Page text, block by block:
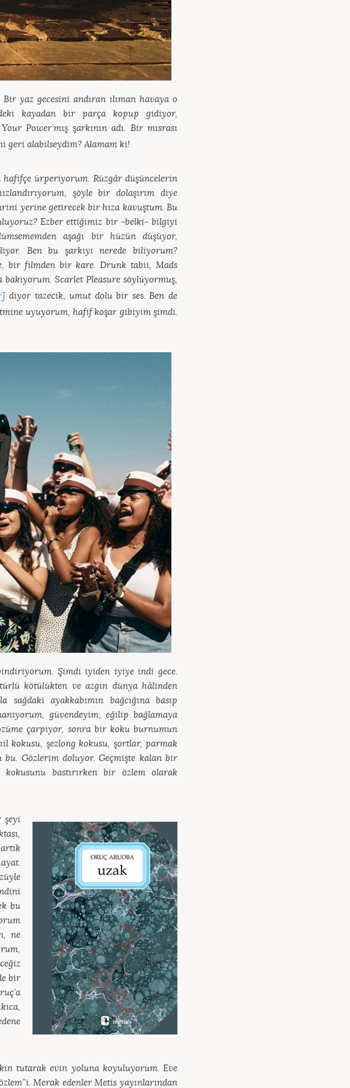
yaz gecesini andıran ılıman havaya o
kayadan bir parça kopup gidiyor,
Power’mış şarkının adı. Bir mısrası
geri alabilseydim? Alamam ki!
hafifçe ürperiyorum. Rüzgâr düşüncelerin
şöyle bir dolaşırım diye
yerine getirecek bir hıza kavuştum. Bu
Ezber ettiğimiz bir -belki- bilgiyi
aşağı bir hüzün düşüyor,
Ben bu şarkıyı nerede biliyorum?
bir filmden bir kare. Drunk tabii, Mads
Scarlet Pleasure söylüyormuş,
diyor tazecik, umut dolu bir ses. Ben de
uyuyorum, hafif koşar gibiyim şimdi.
Şimdi iyiden iyiye indi gece.
kötülükten ve azgın dünya hâlinden
sağdaki ayakkabımın bağcığına basıp
güvendeyim; eğilip bağlamaya
çarpıyor, sonra bir koku burnumun
kokusu, şezlong kokusu, şortlar, parmak
Gözlerim doluyor. Geçmişte kalan bir
kokusunu bastırırken bir özlem olarak
şeyi
bu
ne
bir
tutarak evin yoluna koyuluyorum. Eve
Merak edenler Metis yayınlarından